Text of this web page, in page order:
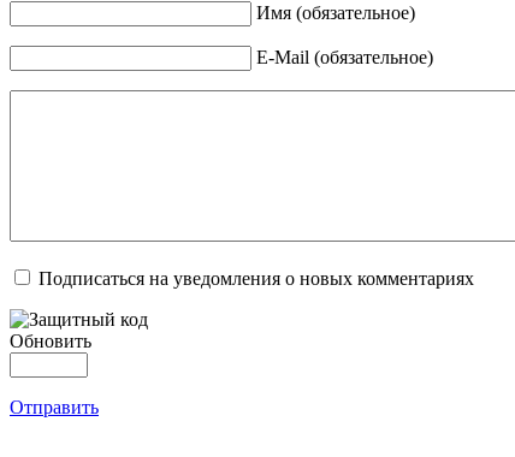
Имя (обязательное)
E-Mail (обязательное)
Подписаться на уведомления о новых комментариях
Обновить
Отправить